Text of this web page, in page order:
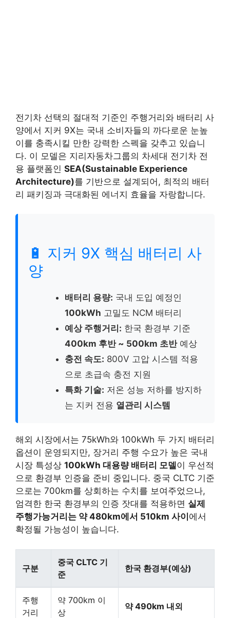
전기차 선택의 절대적 기준인 주행거리와 배터리 사
양에서 지커 9X는 국내 소비자들의 까다로운 눈높
이를 충족시킬 만한 강력한 스펙을 갖추고 있습니
다. 이 모델은 지리자동차그룹의 차세대 전기차 전
용 플랫폼인 SEA(Sustainable Experience
Architecture)를 기반으로 설계되어, 최적의 배터
리 패키징과 극대화된 에너지 효율을 자랑합니다.
🔋 지커 9X 핵심 배터리 사
양
배터리 용량: 국내 도입 예정인
100kWh 고밀도 NCM 배터리
예상 주행거리: 한국 환경부 기준
400km 후반 ~ 500km 초반예상
충전 속도: 800V 고압 시스템 적용
으로 초급속 충전 지원
특화 기술: 저온 성능 저하를 방지하
는 지커 전용 열관리 시스템
해외 시장에서는 75kWh와 100kWh 두 가지 배터리
옵션이 운영되지만, 장거리 주행 수요가 높은 국내
시장 특성상 100kWh 대용량 배터리 모델이 우선적
으로 환경부 인증을 준비 중입니다. 중국 CLTC 기준
으로는 700km를 상회하는 수치를 보여주었으나,
엄격한 한국 환경부의 인증 잣대를 적용하면 실제
주행가능거리는 약 480km에서 510km 사이 에서
확정될 가능성이 높습니다.
구분
중국 CLTC 기
준
한국 환경부(예상)
주행
거리
약 700km 이
상
약 490km 내외